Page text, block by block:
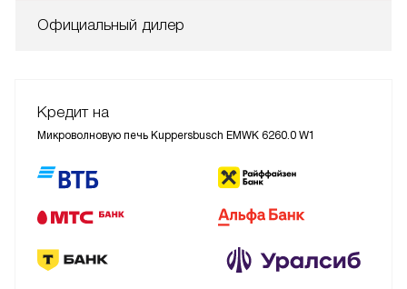
Официальный дилер
Кредит на
Микроволновую печь Kuppersbusch EMWK 6260.0 W1